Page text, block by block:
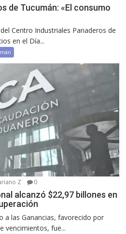
de Tucumán: «El consumo
Centro Industriales Panaderos de
en el Día...
Z 0
alcanzó $22,97 billones en
a las Ganancias, favorecido por
vencimientos, fue...